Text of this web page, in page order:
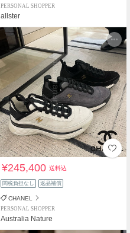
PERSONAL SHOPPER
allster
¥245,400送料込
関税負担なし 返品補償
CHANEL
PERSONAL SHOPPER
Australia Nature